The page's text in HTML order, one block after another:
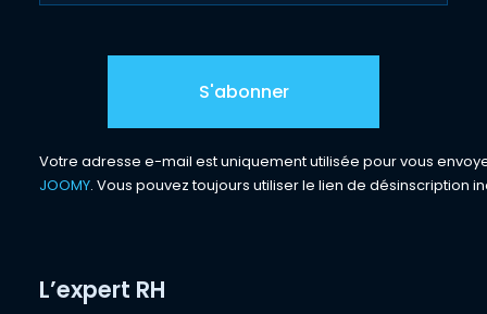
Votre adresse e-mail est uniquement utilisée pour vous
JOOMY. Vous pouvez toujours utiliser le lien de désinscription
L’expert RH